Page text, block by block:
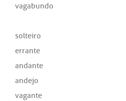
vagabundo
solteiro
errante
andante
andejo
vagante